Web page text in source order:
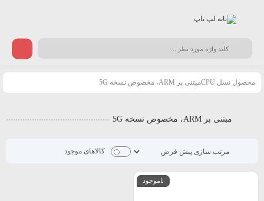
محصول نسل CPUمبتنی بر ARM، مخصوص نسخه 5G
مبتنی بر ARM، مخصوص نسخه 5G
کالاهای موجود
ناموجود